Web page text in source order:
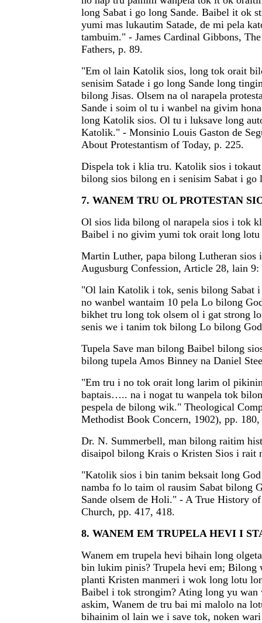
long Sabat i go long Sande. Baibel it ok
yumi mas lukautim Satade, de mi pela
tambuim." - James Cardinal Gibbons,
Fathers, p. 89.
"Em ol lain Katolik sios, long tok orait
senisim Satade i go long Sande long
bilong Jisas. Olsem na ol narapela
Sande i soim ol tu i wanbel na givim
long Katolik sios. Ol tu i luksave long
Katolik." - Monsinio Louis Gaston de
About Protestantism of Today, p. 225.
Dispela tok i klia tru. Katolik sios i
bilong sios bilong en i senisim Sabat i go
7. WANEM TRU OL PROTESTAN
Ol sios lida bilong ol narapela sios i tok
Baibel i no givim yumi tok orait long lotu
Martin Luther, papa bilong Lutheran sios
Augusburg Confession, Article 28, lain 9:
"Ol lain Katolik i tok, senis bilong Sabat i
no wanbel wantaim 10 pela Lo bilong
bikhet tru long tok olsem ol i gat strong
senis we i tanim tok bilong Lo bilong
Tupela Save man bilong Baibel bilong
bilong tupela Amos Binney na Daniel
"Em tru i no tok orait long larim ol
baptais….. na i nogat tu wanpela tok
pespela de bilong wik." Theological
Methodist Book Concern, 1902), pp. 180,
Dr. N. Summerbell, man bilong raitim
disaipol bilong Krais o Kristen Sios i rait
"Katolik sios i bin tanim beksait long
namba fo lo taim ol rausim Sabat bilong
Sande olsem de Holi." - A True History
Church, pp. 417, 418.
8. WANEM EM TRUPELA HEVI I
Wanem em trupela hevi bihain long
bin lukim pinis? Trupela hevi em; Bilong
planti Kristen manmeri i wok long lotu
Baibel i tok strongim? Ating long yu wan
askim, Wanem de tru bai mi malolo na
bihainim ol lain we i save tok, noken